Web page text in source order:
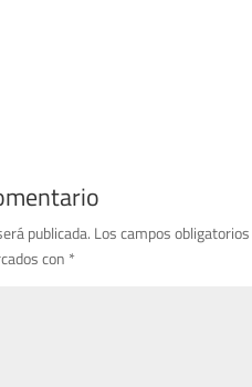
publicada. Los campos obligatorios
con *